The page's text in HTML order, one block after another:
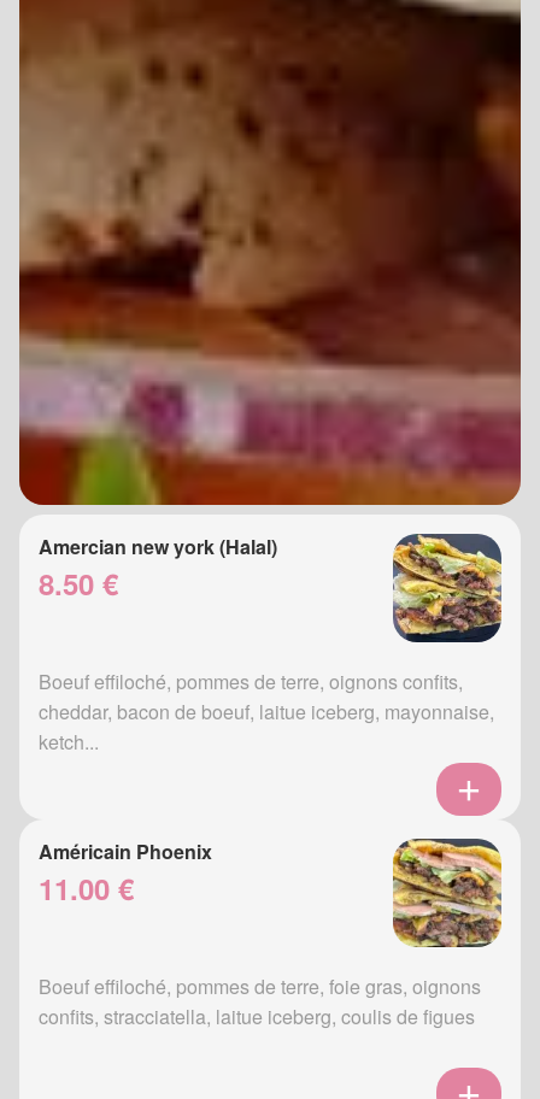
Amercian new york (Halal)
8.50 €
Boeuf effiloché, pommes de terre, oignons confits,
cheddar, bacon de boeuf, laitue iceberg, mayonnaise,
ketch...
Américain Phoenix
11.00 €
Boeuf effiloché, pommes de terre, foie gras, oignons
confits, stracciatella, laitue iceberg, coulis de figues